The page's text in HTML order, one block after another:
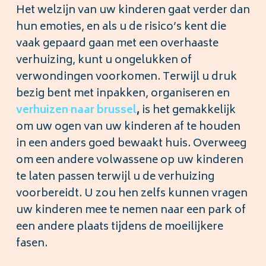
Het welzijn van uw kinderen gaat verder dan
hun emoties, en als u de risico’s kent die
vaak gepaard gaan met een overhaaste
verhuizing, kunt u ongelukken of
verwondingen voorkomen. Terwijl u druk
bezig bent met inpakken, organiseren en
verhuizen naar brussel,is het gemakkelijk
om uw ogen van uw kinderen af te houden
in een anders goed bewaakt huis. Overweeg
om een andere volwassene op uw kinderen
te laten passen terwijl u de verhuizing
voorbereidt. U zou hen zelfs kunnen vragen
uw kinderen mee te nemen naar een park of
een andere plaats tijdens de moeilijkere
fasen.